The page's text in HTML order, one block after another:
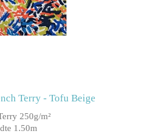
Terry - Tofu Beige
250g/m²
1.50m